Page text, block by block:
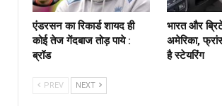
एंडरसन का रिकार्ड शायद ही
कोई तेज गेंदबाज तोड़ पाये :
ब्रॉड
भारत और
अमेरिका,
है स्टेयरिंग
PREV NEXT